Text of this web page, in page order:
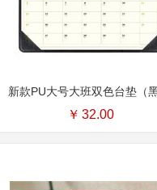
￥ 32.00